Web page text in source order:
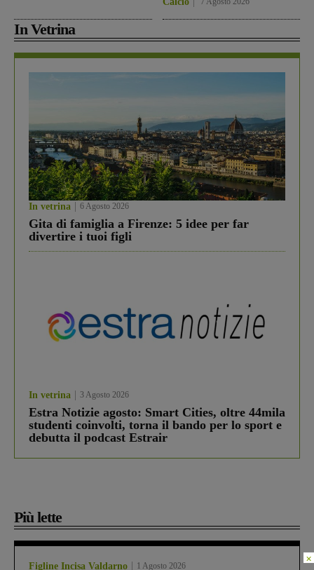
In Vetrina
In vetrina 6 Agosto 2026
Gita di famiglia a Firenze: 5 idee per far
divertire i tuoi figli
In vetrina 3 Agosto 2026
Estra Notizie agosto: Smart Cities, oltre 44mila
studenti coinvolti, torna il bando per lo sport e
debutta il podcast Estrair
Più lette
Figline Incisa Valdarno 1 Agosto 2026
×